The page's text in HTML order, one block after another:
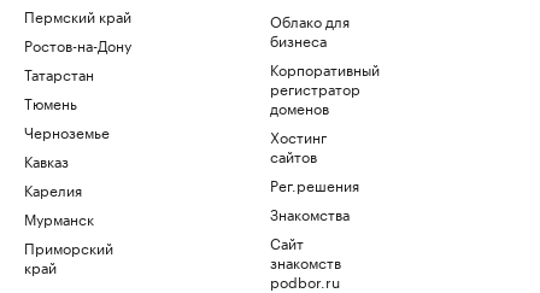
Пермский край
Ростов-на-Дону
Татарстан
Тюмень
Черноземье
Кавказ
Карелия
Мурманск
Приморский
край
Облако для
бизнеса
Корпоративный
регистратор
доменов
Хостинг
сайтов
Рег.решения
Знакомства
Сайт
знакомств
podbor.ru